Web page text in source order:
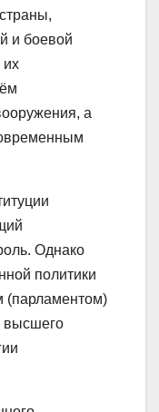
и боевой
их
а
Однако
политики
(парламентом)
высшего